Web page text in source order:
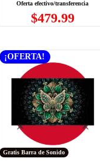
$479.99
Gratis Barra de Sonido
¡OFERTA!